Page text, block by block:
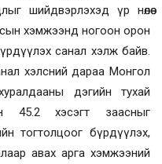
шийдвэрлэхэд үр нөлөө
хэмжээнд ногоон орон
санал хэлж байв.
хэлсний дараа Монгол
дэгийн тухай
45.2 хэсэгт заасныг
тогтолцоог бүрдүүлэх,
авах арга хэмжээний